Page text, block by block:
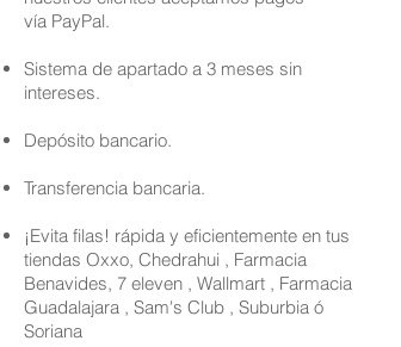
vía PayPal.
Sistema de apartado a 3 meses sin
intereses.
Depósito bancario.
Transferencia bancaria.
¡Evita filas! rápida y eficientemente en tus
tiendas Oxxo, Chedrahui , Farmacia
Benavides, 7 eleven , Wallmart , Farmacia
Guadalajara , Sam's Club , Suburbia ó
Soriana